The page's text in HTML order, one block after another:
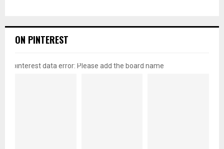
ON PINTEREST
pinterest data error: Please add the board name